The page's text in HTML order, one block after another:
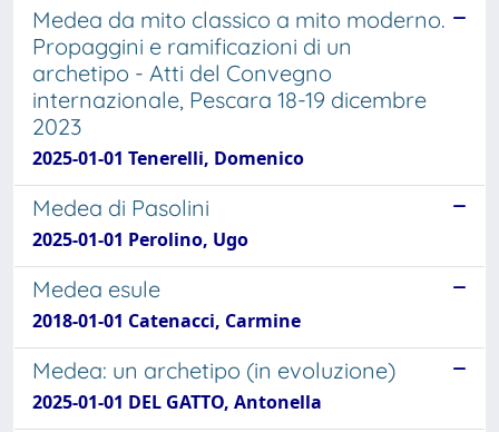
Medea da mito classico a mito moderno.
Propaggini e ramificazioni di un
archetipo - Atti del Convegno
internazionale, Pescara 18-19 dicembre
2023
2025-01-01 Tenerelli, Domenico
Medea di Pasolini
2025-01-01 Perolino, Ugo
Medea esule
2018-01-01 Catenacci, Carmine
Medea: un archetipo (in evoluzione)
2025-01-01 DEL GATTO, Antonella